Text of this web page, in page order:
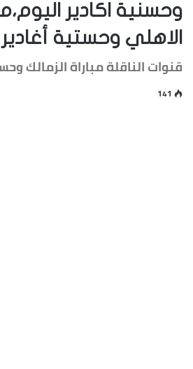
وحسنية اكادير
الاهلي وحستية
قنوات الناقلة مباراة الزمالك
141